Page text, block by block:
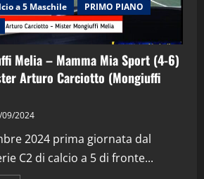
a 5 Maschile
PRIMO PIANO
Melia – Mamma Mia Sport (4-6)
Arturo Carciotto (Mongiuffi
2024
2024 prima giornata dal
C2 di calcio a 5 di fronte...
in Podcast: 29^ Puntata
28 Aprile 2026)
28/04/2026